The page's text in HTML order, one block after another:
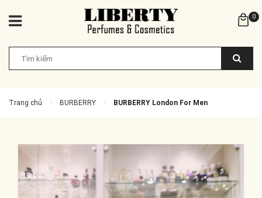
0
Trang chủ BURBERRY BURBERRY London For Men